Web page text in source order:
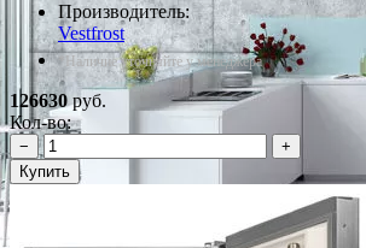
Производитель:
Vestfrost
*Наличие уточняйте у менеджера
126630руб.
Кол-во:
−
+
Купить